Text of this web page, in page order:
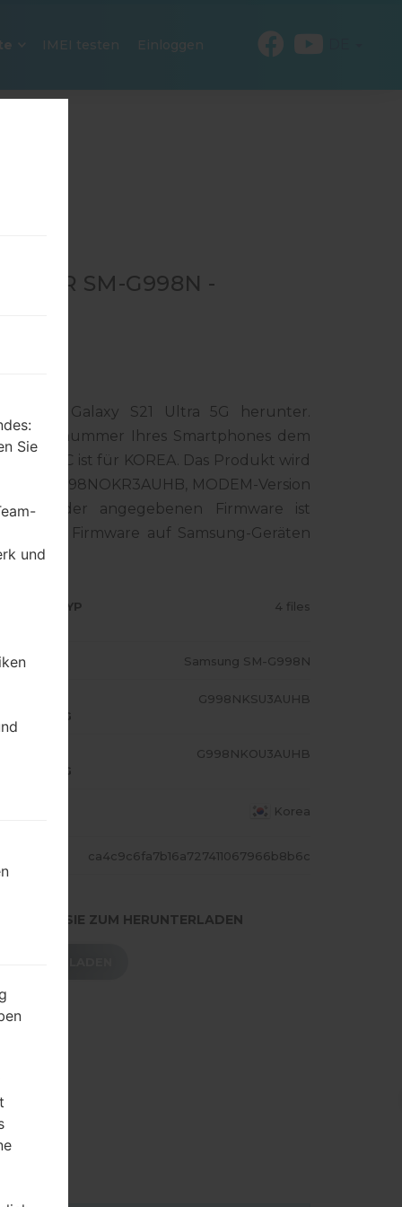
IMEI testen Einloggen
FÜR SM-G998N -
Galaxy S21 Ultra 5G herunter.
Ihres Smartphones dem
SKC ist für KOREA. Das Produkt wird
G998NOKR3AUHB, MODEM-Version
der angegebenen Firmware ist
- Firmware auf Samsung-Geräten
TYP 4 files
Samsung SM-G998N
G998NKSU3AUHB
G998NKOU3AUHB
Korea
ca4c9c6fa7b16a727411067966b8b6c
SIE ZUM HERUNTERLADEN
Sie
und